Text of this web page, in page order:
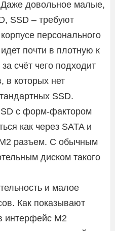
Даже довольное малые,
SSD – требуют
персонального
почти в плотную к
счёт чего подходит
в которых нет
SSD.
с форм-фактором
как через SATA и
М2 разъем. С обычным
диском такого
и малое
Как показывают
интерфейс М2